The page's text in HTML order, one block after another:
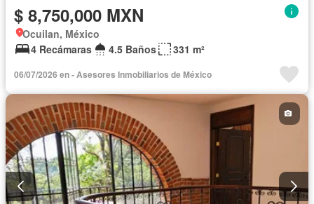
$ 8,750,000 MXN
Ocuilan, México
4 Recámaras
4.5 Baños 331 m²
06/07/2026 en - Asesores Inmobiliarios de México